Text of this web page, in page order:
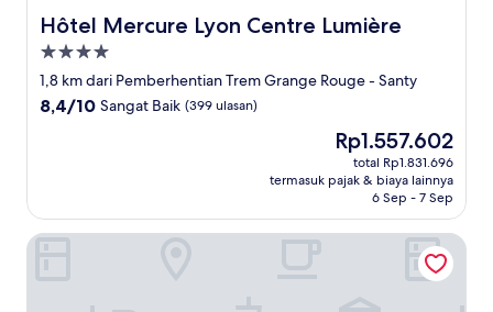
Hôtel Mercure Lyon Centre Lumière
Hôtel Mercure Lyon Centre Lumière
Properti
bintang
4.0
1,8 km dari Pemberhentian Trem Grange Rouge - Santy
8.4
ulasan)
8,4/10 Sangat Baik (399 ulasan)
Harga
sekarang
Rp1.557.602
Rp1.557.602
total Rp1.831.696
termasuk pajak & biaya lainnya
6 Sep - 7 Sep
Premiere Classe Lyon Centre - Gare Part Dieu